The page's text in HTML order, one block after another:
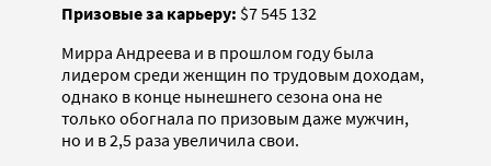
Призовые за карьеру: $7 545 132
Мирра Андреева и в прошлом году была
лидером среди женщин по трудовым доходам,
однако в конце нынешнего сезона она не
только обогнала по призовым даже мужчин,
но и в 2,5 раза увеличила свои.